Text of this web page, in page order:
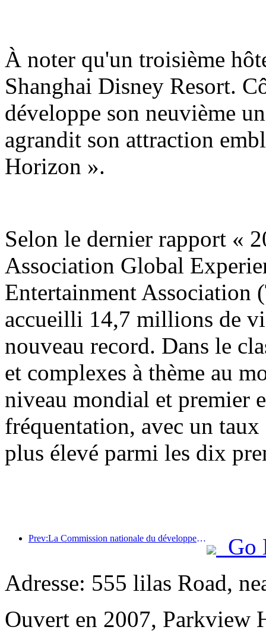
À noter qu'un troisième
Shanghai Disney Resort.
développe son neuvième
agrandit son attraction
Horizon ».
Selon le dernier rapport «
Association Global
Entertainment Association
accueilli 14,7 millions de
nouveau record. Dans le
et complexes à thème au
niveau mondial et premier
fréquentation, avec un
plus élevé parmi les dix
Prev:La Commission nationale du développement et de la réforme a publié le premier lot de 49 destinations sportives de plein air de haute qualité
Go
Adresse: 555 lilas Road,
Ouvert en 2007, Parkview